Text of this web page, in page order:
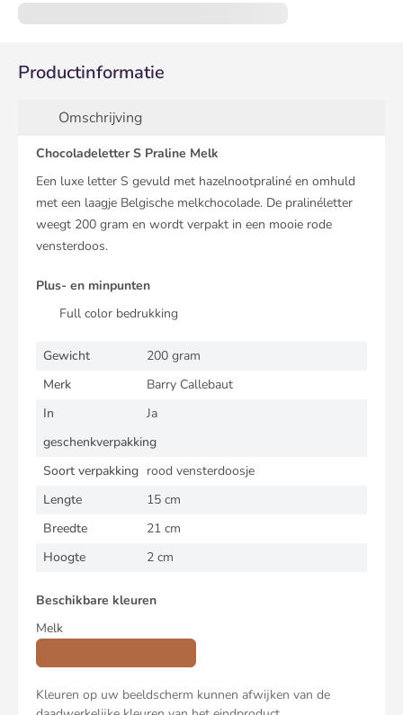
Productinformatie
Omschrijving
Chocoladeletter S Praline Melk
Een luxe letter S gevuld met hazelnootpraliné en omhuld
met een laagje Belgische melkchocolade. De pralinéletter
weegt 200 gram en wordt verpakt in een mooie rode
vensterdoos.
Plus- en minpunten
Full color bedrukking
Gewicht
200 gram
Merk
Barry Callebaut
In
geschenkverpakking
Ja
Soort verpakking rood vensterdoosje
Lengte
15 cm
Breedte
21 cm
Hoogte
2 cm
Beschikbare kleuren
Melk
Kleuren op uw beeldscherm kunnen afwijken van de